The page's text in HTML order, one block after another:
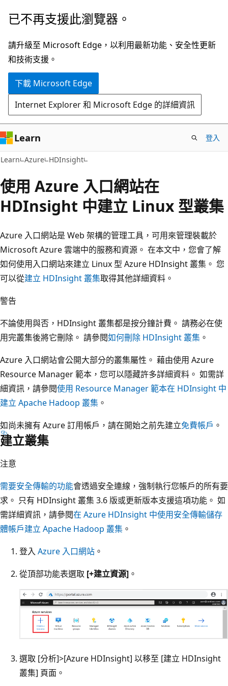
跳
主
要
內
已不再支援此瀏覽器。
請升級至 Microsoft Edge，以利用最新功能、安全性更新
和技術支援。
下載 Microsoft Edge
Internet Explorer 和 Microsoft Edge 的詳細資訊
Learn 登入
Learn Azure HDInsight
使用 Azure 入口網站在
HDInsight 中建立 Linux 型叢集
Azure 入口網站是 Web 架構的管理工具，可用來管理裝載於
Microsoft Azure 雲端中的服務和資源。 在本文中，您會了解
如何使用入口網站來建立 Linux 型 Azure HDInsight 叢集。 您
可以從建立 HDInsight 叢集取得其他詳細資料。
警告
不論使用與否，HDInsight 叢集都是按分鐘計費。 請務必在使
用完叢集後將它刪除。 請參閱如何刪除 HDInsight 叢集 。
Azure 入口網站會公開大部分的叢集屬性。 藉由使用 Azure
Resource Manager 範本，您可以隱藏許多詳細資料。 如需詳
細資訊，請參閱使用 Resource Manager 範本在 HDInsight 中
建立 Apache Hadoop 叢集 。
如尚未擁有 Azure 訂用帳戶，請在開始之前先建立免費帳戶 。
建立叢集
注意
需要安全傳輸的功能會透過安全連線，強制執行您帳戶的所有要
求。 只有 HDInsight 叢集 3.6 版或更新版本支援這項功能。 如
需詳細資訊，請參閱在 Azure HDInsight 中使用安全傳輸儲存
體帳戶建立 Apache Hadoop 叢集 。
登入 Azure 入口網站 。
從頂部功能表選取 [+建立資源] 。
選取 [分析]>[Azure HDInsight] 以移至 [建立 HDInsight
叢集] 頁面。